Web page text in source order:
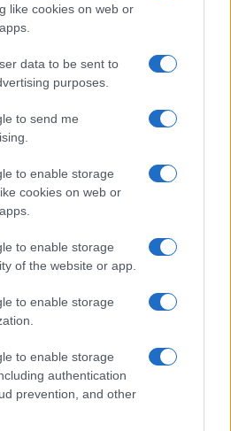
like cookies on web or
data to be sent to
purposes.
to send me
to enable storage
cookies on web or
to enable storage
of the website or app.
to enable storage
to enable storage
authentication
prevention, and other